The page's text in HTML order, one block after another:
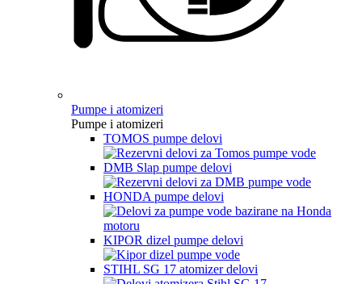
Pumpe i atomizeri
Pumpe i atomizeri
TOMOS pumpe delovi
DMB Slap pumpe delovi
HONDA pumpe delovi
KIPOR dizel pumpe delovi
STIHL SG 17 atomizer delovi